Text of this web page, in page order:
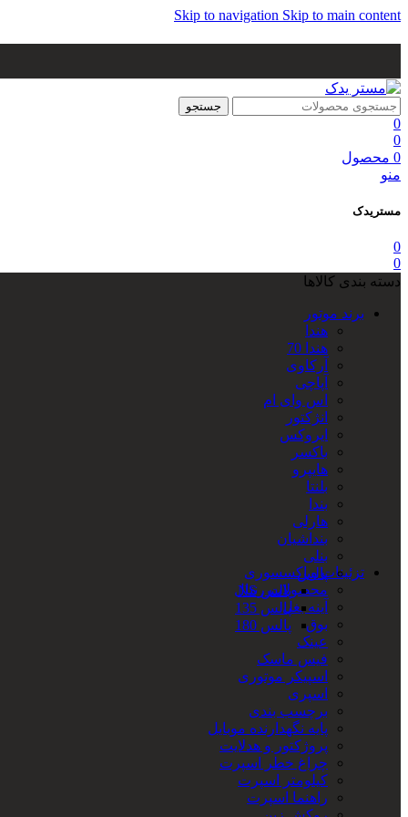
Skip to navigation Skip to main content
جستجو
0
0
0 محصول
منو
مستریدک
0
0
دسته بندی کالاها
برند موتور
هندا
هندا 70
آرکاوی
آپاچی
اس وای ام
انژکتور
ایروکس
باکسر
هایپرو
بلنتا
بندا
هارلی
بنداشیان
بنلی
پالس
پالس NS
پالس 135
پالس 180
تزئینات و اکسسوری
محصولات رنتال
آینه بغل
بوق
عینک
فیس ماسک
اسپیکر موتوری
اسپری
برچسب بندی
پایه نگهدارنده موبایل
پروژکتور و هدلایت
چراغ خطر اسپرت
کیلومتر اسپرت
راهنما اسپرت